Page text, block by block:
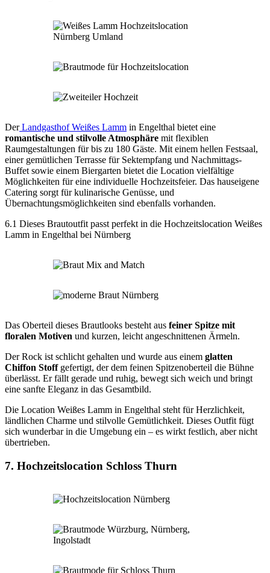
DerLandgasthof Weißes Lamm in Engelthal bietet eine
romantische und stilvolle Atmosphäre mit flexiblen
Raumgestaltungen für bis zu 180 Gäste. Mit einem hellen Festsaal,
einer gemütlichen Terrasse für Sektempfang und Nachmittags-
Buffet sowie einem Biergarten bietet die Location vielfältige
Möglichkeiten für eine individuelle Hochzeitsfeier. Das hauseigene
Catering sorgt für kulinarische Genüsse, und
Übernachtungsmöglichkeiten sind ebenfalls vorhanden.
6.1 Dieses Brautoutfit passt perfekt in die Hochzeitslocation Weißes
Lamm in Engelthal bei Nürnberg
Das Oberteil dieses Brautlooks besteht aus feiner Spitze mit
floralen Motiven und kurzen, leicht angeschnittenen Ärmeln.
Der Rock ist schlicht gehalten und wurde aus einem glatten
Chiffon Stoffgefertigt, der dem feinen Spitzenoberteil die Bühne
überlässt. Er fällt gerade und ruhig, bewegt sich weich und bringt
eine sanfte Eleganz in das Gesamtbild.
Die Location Weißes Lamm in Engelthal steht für Herzlichkeit,
ländlichen Charme und stilvolle Gemütlichkeit. Dieses Outfit fügt
sich wunderbar in die Umgebung ein – es wirkt festlich, aber nicht
übertrieben.
7. Hochzeitslocation Schloss Thurn